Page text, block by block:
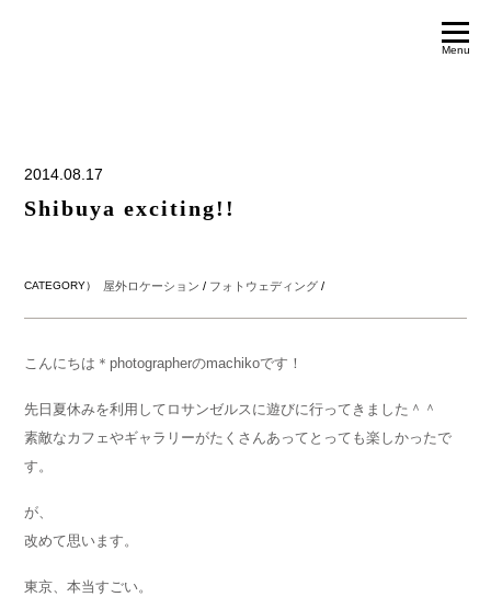
Menu
2014.08.17
Shibuya exciting!!
CATEGORY） 屋外ロケーション / フォトウェディング /
こんにちは＊photographerのmachikoです！
先日夏休みを利用してロサンゼルスに遊びに行ってきました＾＾
素敵なカフェやギャラリーがたくさんあってとっても楽しかったで
す。
が、
改めて思います。
東京、本当すごい。